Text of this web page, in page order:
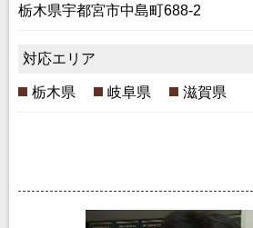
栃木県宇都宮市中島町688-2
対応エリア
栃木県 岐阜県 滋賀県